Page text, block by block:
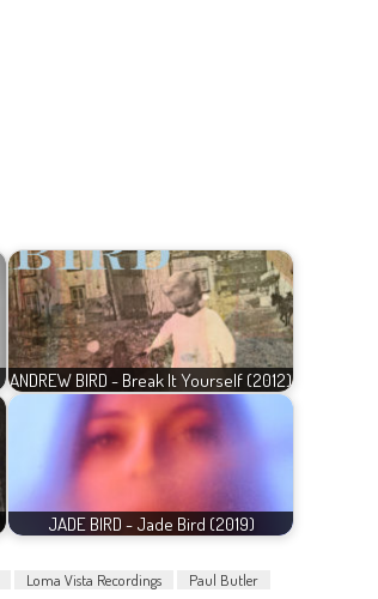
ANDREW BIRD - Break It Yourself (2012)
JADE BIRD - Jade Bird (2019)
Loma Vista Recordings Paul Butler